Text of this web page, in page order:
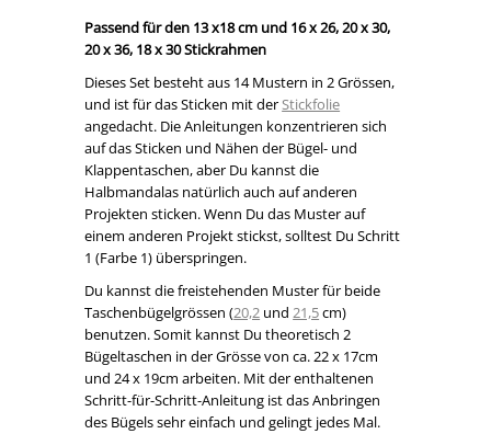
Passend für den 13 x18 cm und 16 x 26, 20 x 30,
20 x 36, 18 x 30 Stickrahmen
Dieses Set besteht aus 14 Mustern in 2 Grössen,
und ist für das Sticken mit derStickfolie
angedacht. Die Anleitungen konzentrieren sich
auf das Sticken und Nähen der Bügel- und
Klappentaschen, aber Du kannst die
Halbmandalas natürlich auch auf anderen
Projekten sticken. Wenn Du das Muster auf
einem anderen Projekt stickst, solltest Du Schritt
1 (Farbe 1) überspringen.
Du kannst die freistehenden Muster für beide
Taschenbügelgrössen (20,2 und21,5cm)
benutzen. Somit kannst Du theoretisch 2
Bügeltaschen in der Grösse von ca. 22 x 17cm
und 24 x 19cm arbeiten. Mit der enthaltenen
Schritt-für-Schritt-Anleitung ist das Anbringen
des Bügels sehr einfach und gelingt jedes Mal.